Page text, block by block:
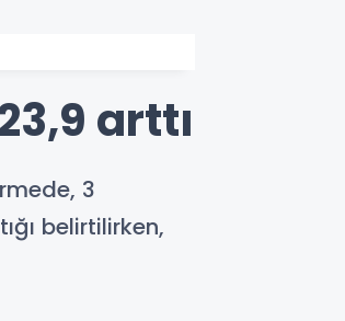
arttı
3
belirtilirken,